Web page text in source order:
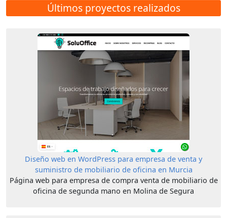
Últimos proyectos realizados
Diseño web en WordPress para empresa de venta y
suministro de mobiliario de oficina en Murcia
Página web para empresa de compra venta de mobiliario de
oficina de segunda mano en Molina de Segura